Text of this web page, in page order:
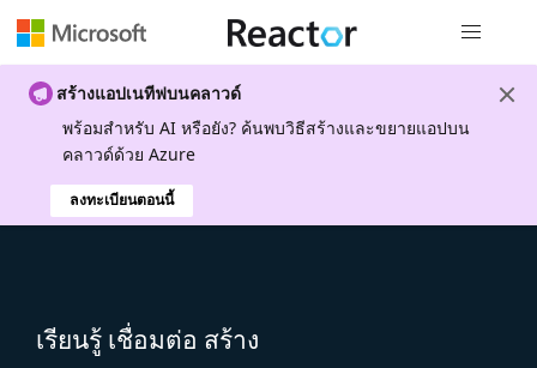
สร้างแอปเนทีฟบนคลาวด์
พร้อมสําหรับ AI หรือยัง? ค้นพบวิธีสร้างและขยายแอปบน
คลาวด์ด้วย Azure
ลงทะเบียนตอนนี้
เรียนรู้ เชื่อมต่อ สร้าง